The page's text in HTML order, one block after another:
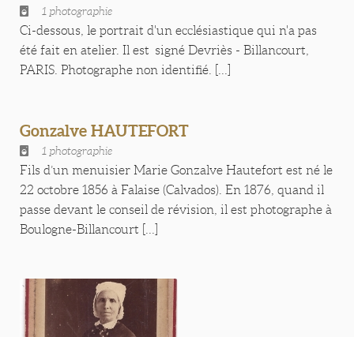
1 photographie
Ci-dessous, le portrait d'un ecclésiastique qui n'a pas
été fait en atelier. Il est signé Devriès - Billancourt,
PARIS. Photographe non identifié. [...]
Gonzalve HAUTEFORT
1 photographie
Fils d’un menuisier Marie Gonzalve Hautefort est né le
22 octobre 1856 à Falaise (Calvados). En 1876, quand il
passe devant le conseil de révision, il est photographe à
Boulogne-Billancourt [...]